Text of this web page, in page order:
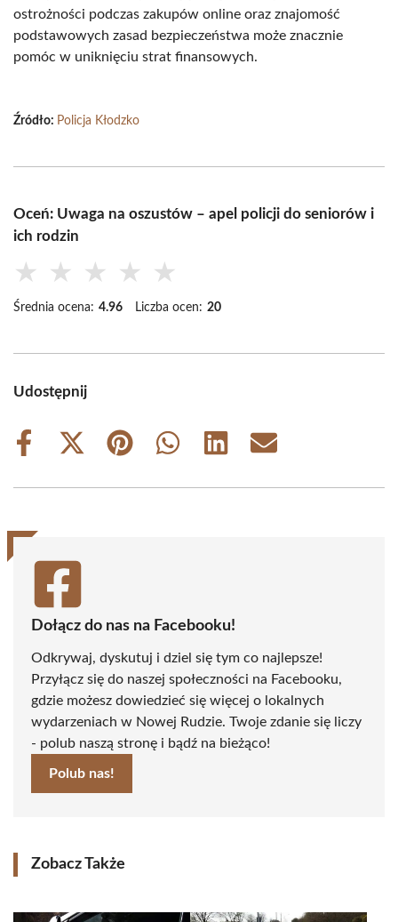
ostrożności podczas zakupów online oraz znajomość
podstawowych zasad bezpieczeństwa może znacznie
pomóc w uniknięciu strat finansowych.
Źródło: Policja Kłodzko
Oceń: Uwaga na oszustów – apel policji do seniorów i
ich rodzin
★ ★ ★ ★ ★
Średnia ocena: 4.96 Liczba ocen: 20
Udostępnij
Share
Share
(Twitter)
Share
Share
Share
Share
Dołącz do nas na Facebooku!
Odkrywaj, dyskutuj i dziel się tym co najlepsze!
Przyłącz się do naszej społeczności na Facebooku,
gdzie możesz dowiedzieć się więcej o lokalnych
wydarzeniach w Nowej Rudzie. Twoje zdanie się liczy
- polub naszą stronę i bądź na bieżąco!
Polub nas!
Zobacz Także